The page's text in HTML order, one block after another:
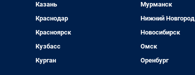
Казань
Краснодар
Красноярск
Кузбасс
Курган
Мурманск
Нижний Новгород
Новосибирск
Омск
Оренбург